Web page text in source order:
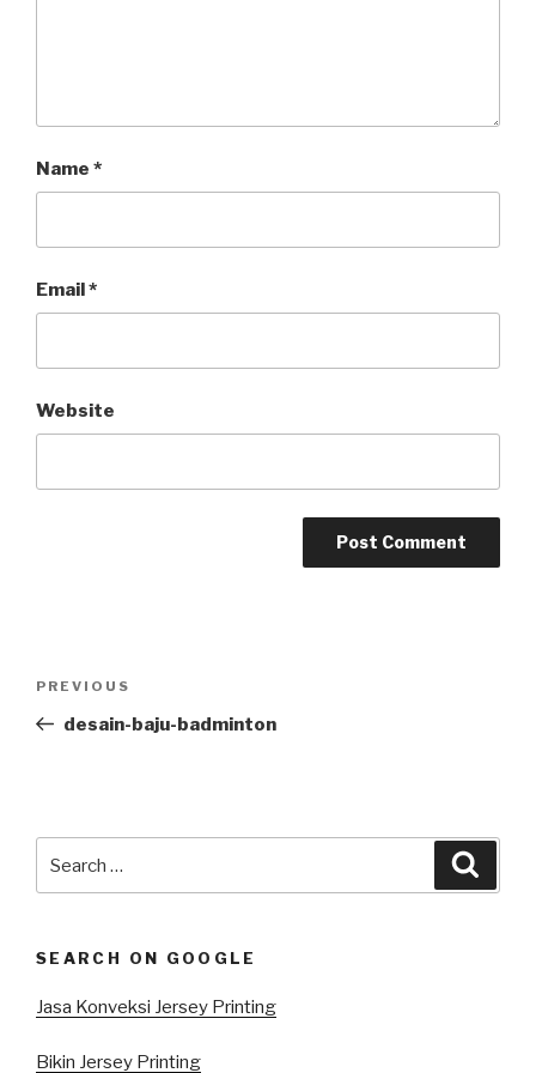
Name *
Email*
Website
Previous
Post
PREVIOUS
desain-baju-badminton
for:
SEARCH ON GOOGLE
Jasa Konveksi Jersey Printing
Bikin Jersey Printing